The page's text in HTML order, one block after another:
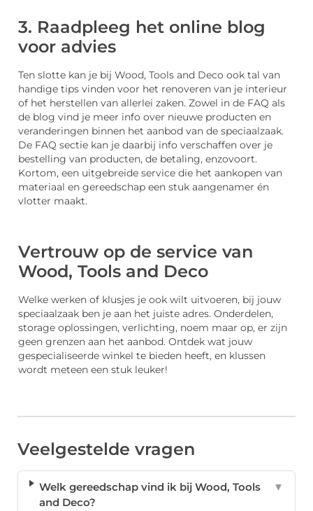
3. Raadpleeg het online blog
voor advies
Ten slotte kan je bij Wood, Tools and Deco ook tal van
handige tips vinden voor het renoveren van je interieur
of het herstellen van allerlei zaken. Zowel in de FAQ als
de blog vind je meer info over nieuwe producten en
veranderingen binnen het aanbod van de speciaalzaak.
De FAQ sectie kan je daarbij info verschaffen over je
bestelling van producten, de betaling, enzovoort.
Kortom, een uitgebreide service die het aankopen van
materiaal en gereedschap een stuk aangenamer én
vlotter maakt.
Vertrouw op de service van
Wood, Tools and Deco
Welke werken of klusjes je ook wilt uitvoeren, bij jouw
speciaalzaak ben je aan het juiste adres. Onderdelen,
storage oplossingen, verlichting, noem maar op, er zijn
geen grenzen aan het aanbod. Ontdek wat jouw
gespecialiseerde winkel te bieden heeft, en klussen
wordt meteen een stuk leuker!
Veelgestelde vragen
Welk gereedschap vind ik bij Wood, Tools
and Deco?
▼